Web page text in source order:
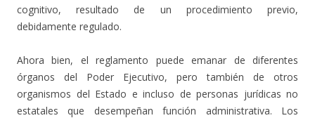
cognitivo, resultado de un procedimiento previo,
debidamente regulado.
Ahora bien, el reglamento puede emanar de diferentes
órganos del Poder Ejecutivo, pero también de otros
organismos del Estado e incluso de personas jurídicas no
estatales que desempeñan función administrativa. Los